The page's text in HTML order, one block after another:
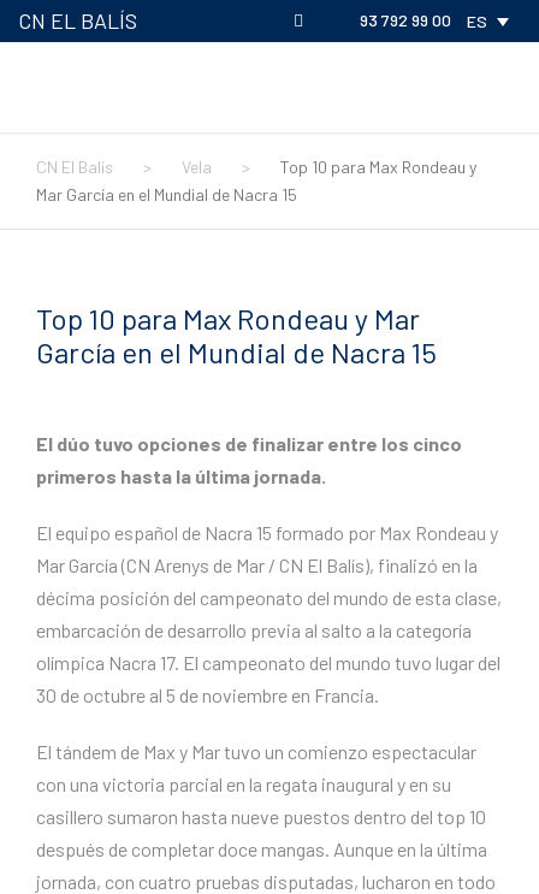
CN EL BALÍS 93 792 99 00 ES
CN El Balís > Vela >
Top 10 para Max Rondeau y
Mar García en el Mundial de Nacra 15
Top 10 para Max Rondeau y Mar
García en el Mundial de Nacra 15
El dúo tuvo opciones de finalizar entre los cinco
primeros hasta la última jornada.
El equipo español de Nacra 15 formado por Max Rondeau y
Mar García (CN Arenys de Mar / CN El Balís), finalizó en la
décima posición del campeonato del mundo de esta clase,
embarcación de desarrollo previa al salto a la categoría
olímpica Nacra 17. El campeonato del mundo tuvo lugar del
30 de octubre al 5 de noviembre en Francia.
El tándem de Max y Mar tuvo un comienzo espectacular
con una victoria parcial en la regata inaugural y en su
casillero sumaron hasta nueve puestos dentro del top 10
después de completar doce mangas. Aunque en la última
jornada, con cuatro pruebas disputadas, lucharon en todo